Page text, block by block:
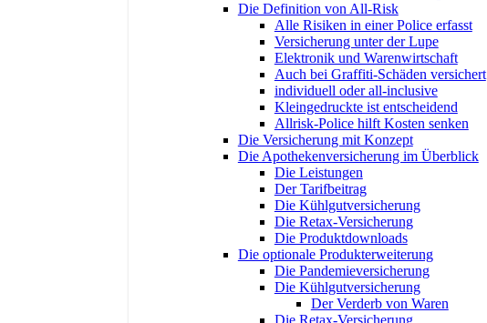
Die Definition von All-Risk
Alle Risiken in einer Police erfasst
Versicherung unter der Lupe
Elektronik und Warenwirtschaft
Auch bei Graffiti-Schäden versichert
individuell oder all-inclusive
Kleingedruckte ist entscheidend
Allrisk-Police hilft Kosten senken
Die Versicherung mit Konzept
Die Apothekenversicherung im Überblick
Die Leistungen
Der Tarifbeitrag
Die Kühlgutversicherung
Die Retax-Versicherung
Die Produktdownloads
Die optionale Produkterweiterung
Die Pandemieversicherung
Die Kühlgutversicherung
Der Verderb von Waren
Die Retax-Versicherung